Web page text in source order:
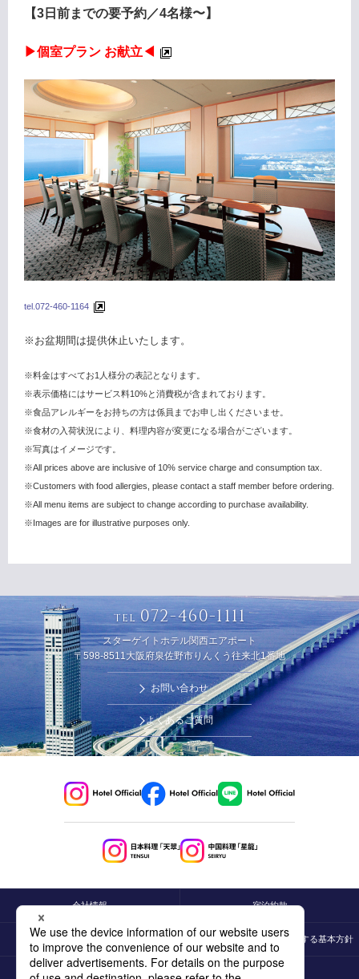
【3日前までの要予約／4名様〜】
▶︎個室プラン お献立◀︎
tel.072-460-1164
※お盆期間は提供休止いたします。
※料金はすべてお1人様分の表記となります。
※表示価格にはサービス料10%と消費税が含まれております。
※食品アレルギーをお持ちの方は係員までお申し出くださいませ。
※食材の入荷状況により、料理内容が変更になる場合がございます。
※写真はイメージです。
※All prices above are inclusive of 10% service charge and consumption tax.
※Customers with food allergies, please contact a staff member before ordering.
※All menu items are subject to change according to purchase availability.
※Images are for illustrative purposes only.
TEL072-460-1111
スターゲイトホテル関西エアポート
〒598-8511大阪府泉佐野市りんくう往来北1番地
お問い合わせ
よくあるご質問
会社情報 宿泊約款
プライバシーポリシー カスタマーハラスメントに対する基本方針
採用情報